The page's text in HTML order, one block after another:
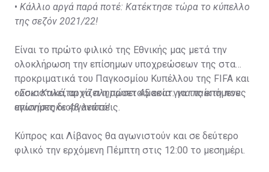
• Κάλλιο αργά παρά ποτέ: Κατέκτησε τώρα το κύπελλο
της σεζόν 2021/22!
Είναι το πρώτο φιλικό της Εθνικής μας μετά την
ολοκλήρωση την επίσημων υποχρεώσεων της στα
προκριματικά του Παγκοσμίου Κυπέλλου της FIFA και
ουσιαστικά, αρχίζει η προετοιμασία για τις επόμενες
επίσημες διοργανώσεις.
•Σοκ: Καλείται να πληρώσει 45 εκατ. για παίκτη που
αγωνίστηκε 48 λεπτά!
Κύπρος και Λίβανος θα αγωνιστούν και σε δεύτερο
φιλικό την ερχόμενη Πέμπτη στις 12:00 το μεσημέρι.